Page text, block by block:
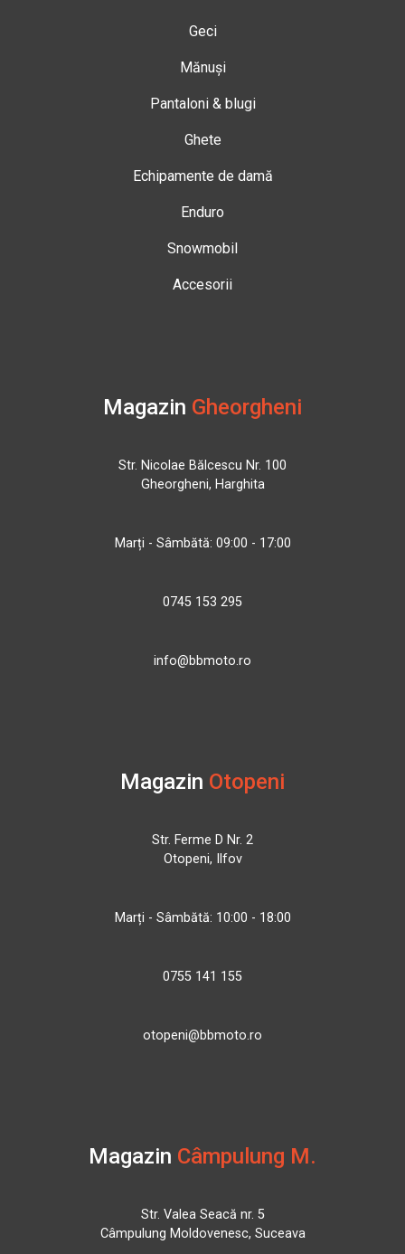
Geci
Mănuși
Pantaloni & blugi
Ghete
Echipamente de damă
Enduro
Snowmobil
Accesorii
Magazin Gheorgheni
Str. Nicolae Bălcescu Nr. 100
Gheorgheni, Harghita
Marți - Sâmbătă: 09:00 - 17:00
0745 153 295
info@bbmoto.ro
Magazin Otopeni
Str. Ferme D Nr. 2
Otopeni, Ilfov
Marți - Sâmbătă: 10:00 - 18:00
0755 141 155
otopeni@bbmoto.ro
Magazin Câmpulung M.
Str. Valea Seacă nr. 5
Câmpulung Moldovenesc, Suceava